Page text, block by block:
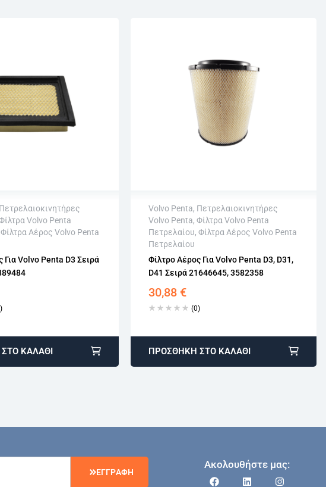
Πετρελαιοκινητήρες
Volvo Penta
Φίλτρα Αέρος Volvo Penta
Για Volvo Penta D3 Σειρά
15 εργάσιμων
ΚΑΛΆΘΙ
Volvo Penta, Πετρελαιοκινητήρες
Volvo Penta, Φίλτρα Volvo Penta
Πετρελαίου, Φίλτρα Αέρος Volvo Penta
Πετρελαίου
Φίλτρο Αέρος Για Volvo Penta D3, D31,
D41 Σειρά 21646645, 3582358
30,88 €
(0)
Άμεση αποστολή
Επιστροφή εντός 15 εργάσιμων
ΠΡΟΣΘΉΚΗ ΣΤΟ ΚΑΛΆΘΙ
ΕΓΓΡΑΦΗ
Ακολουθήστε μας: